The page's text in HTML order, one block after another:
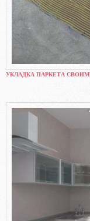
УКЛАДКА ПАРКЕТА